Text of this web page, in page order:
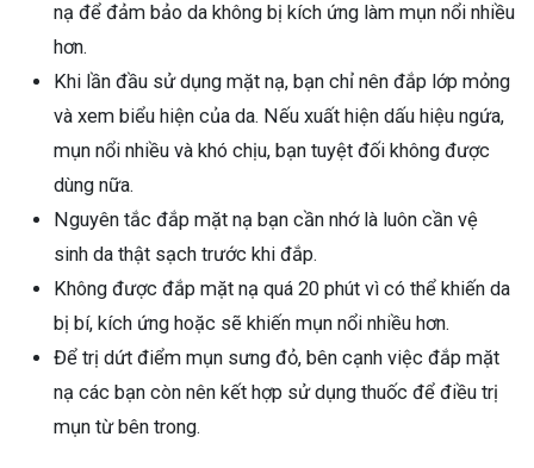
nạ để đảm bảo da không bị kích ứng làm mụn nổi nhiều
hơn.
Khi lần đầu sử dụng mặt nạ, bạn chỉ nên đắp lớp mỏng
và xem biểu hiện của da. Nếu xuất hiện dấu hiệu ngứa,
mụn nổi nhiều và khó chịu, bạn tuyệt đối không được
dùng nữa.
Nguyên tắc đắp mặt nạ bạn cần nhớ là luôn cần vệ
sinh da thật sạch trước khi đắp.
Không được đắp mặt nạ quá 20 phút vì có thể khiến da
bị bí, kích ứng hoặc sẽ khiến mụn nổi nhiều hơn.
Để trị dứt điểm mụn sưng đỏ, bên cạnh việc đắp mặt
nạ các bạn còn nên kết hợp sử dụng thuốc để điều trị
mụn từ bên trong.